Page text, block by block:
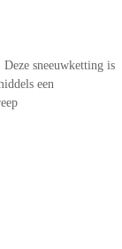
sneeuwketting is
een